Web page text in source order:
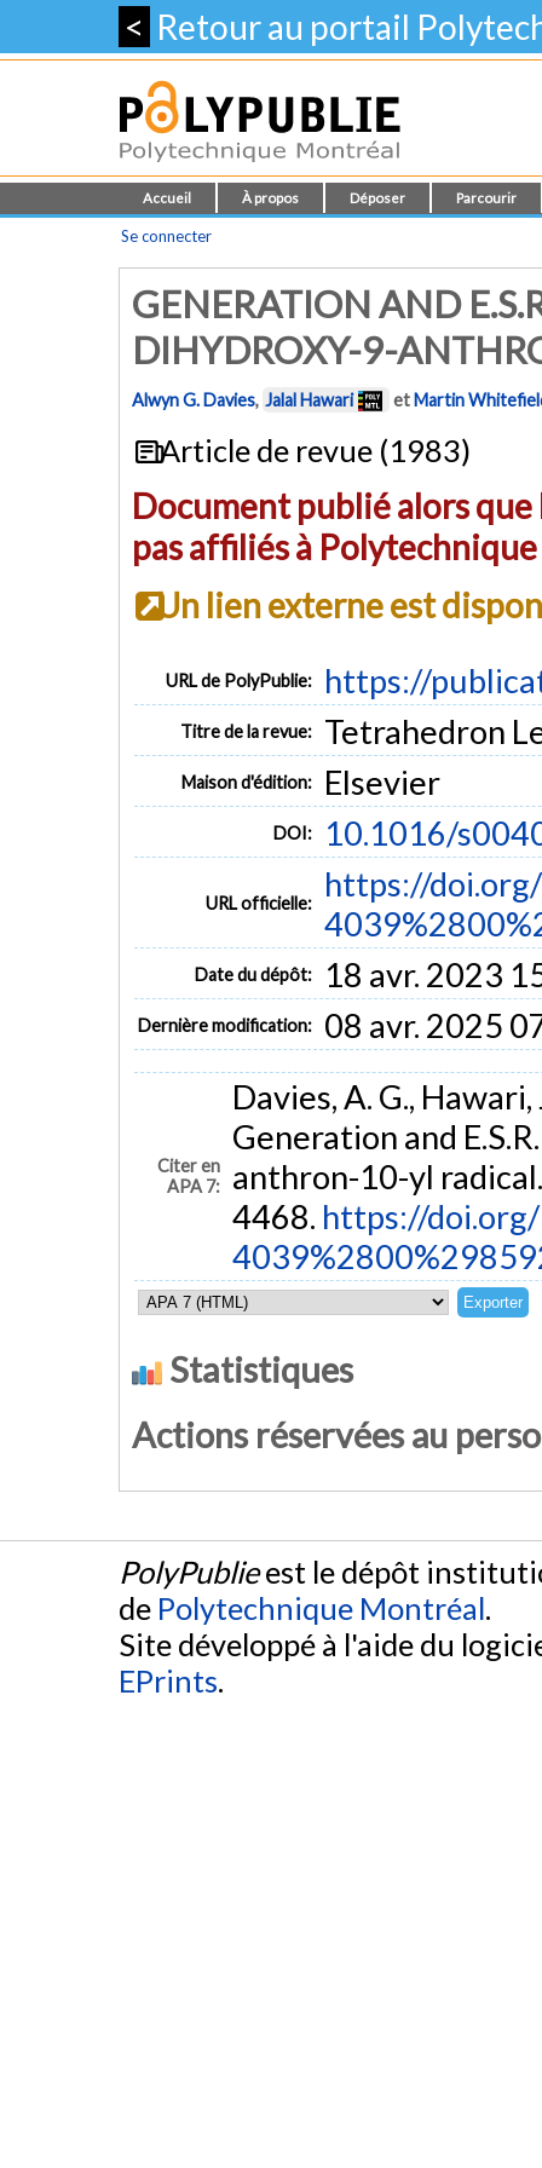
< Retour au portail
Accueil À propos Déposer Parcourir
Se connecter
GENERATION AND
DIHYDROXY-9-
Alwyn G. Davies, Jalal Hawari etMartin
Article de revue (1983)
Document publié alors
pas affiliés à
Un lien externe est
URL de PolyPublie: https://
Titre de la revue: Tetrahedron
Maison d'édition: Elsevier
DOI: 10.1016/
URL officielle:
https://
Date du dépôt: 18 avr. 2023
Dernière modification: 08 avr. 2025
Citer en
APA 7:
Davies, A. G.,
Generation and
anthron-10-yl
4468. https://
Statistiques
Actions réservées au
PolyPublieest le dépôt
de Polytechnique Montréal.
Site développé à l'aide du
EPrints.